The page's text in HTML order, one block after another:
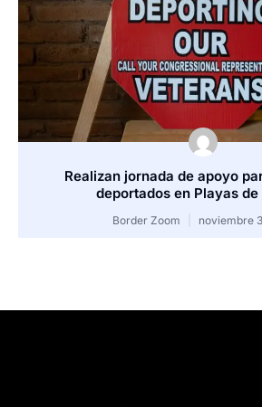
Realizan jornada de apoyo
deportados en Playas de
Border Zoom noviembre